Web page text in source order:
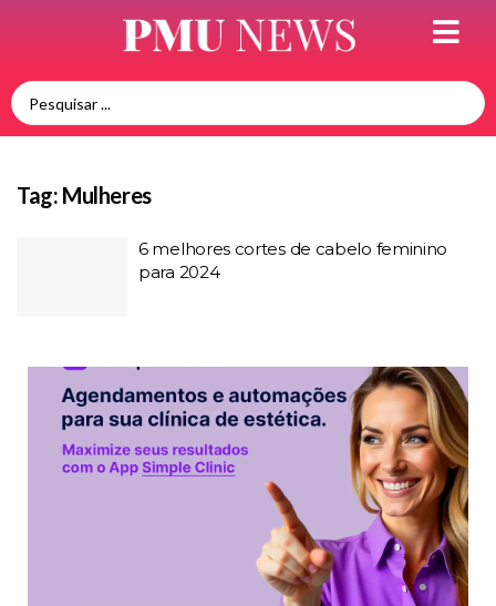
Tag: Mulheres
6 melhores cortes de cabelo feminino
para 2024